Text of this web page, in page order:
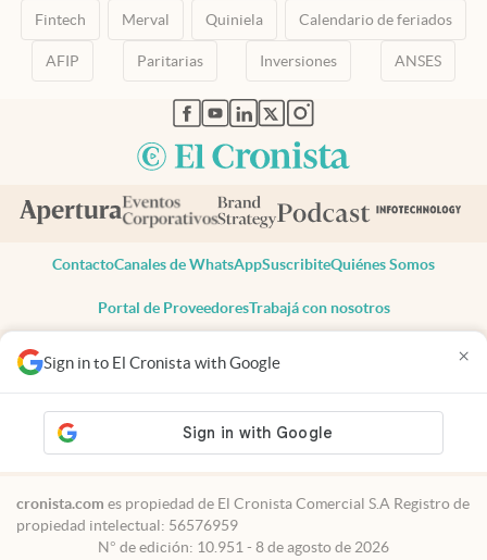
Sign in to El Cronista with Google ×
Fintech Merval Quiniela Calendario de feriados
AFIP Paritarias Inversiones ANSES
abre en nueva pestaña
abre en nueva pestaña
abre en nueva pestaña
abre en nueva pestaña
abre en nueva pestaña
ContactoCanales de WhatsAppSuscribiteQuiénes Somos
Portal de ProveedoresTrabajá con nosotros
Todos los derechos reservados
Privacidad
Consentimiento
Tel:+54 11 7078-3270
cronista.com es propiedad de El Cronista Comercial S.A Registro de
propiedad intelectual: 56576959
N° de edición: 10.951 - 8 de agosto de 2026